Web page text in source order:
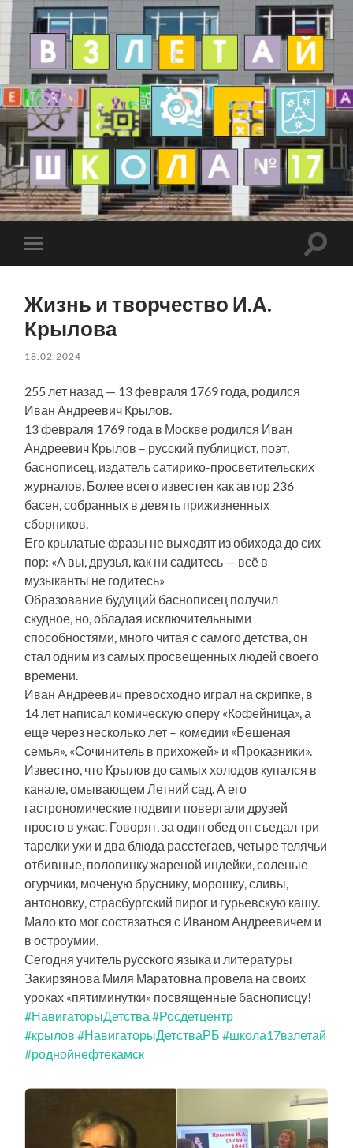
Жизнь и творчество И.А.
Крылова
18.02.2024
255 лет назад — 13 февраля 1769 года, родился
Иван Андреевич Крылов.
13 февраля 1769 года в Москве родился Иван
Андреевич Крылов – русский публицист, поэт,
баснописец, издатель сатирико-просветительских
журналов. Более всего известен как автор 236
басен, собранных в девять прижизненных
сборников.
Его крылатые фразы не выходят из обихода до сих
пор: «А вы, друзья, как ни садитесь — всё в
музыканты не годитесь»
Образование будущий баснописец получил
скудное, но, обладая исключительными
способностями, много читая с самого детства, он
стал одним из самых просвещенных людей своего
времени.
Иван Андреевич превосходно играл на скрипке, в
14 лет написал комическую оперу «Кофейница», а
еще через несколько лет – комедии «Бешеная
семья», «Сочинитель в прихожей» и «Проказники».
Известно, что Крылов до самых холодов купался в
канале, омывающем Летний сад. А его
гастрономические подвиги повергали друзей
просто в ужас. Говорят, за один обед он съедал три
тарелки ухи и два блюда расстегаев, четыре телячьи
отбивные, половинку жареной индейки, соленые
огурчики, моченую бруснику, морошку, сливы,
антоновку, страсбургский пирог и гурьевскую кашу.
Мало кто мог состязаться с Иваном Андреевичем и
в остроумии.
Сегодня учитель русского языка и литературы
Закирзянова Миля Маратовна провела на своих
уроках «пятиминутки» посвященные баснописцу!
#НавигаторыДетства #Росдетцентр
#крылов #НавигаторыДетстваРБ #школа17взлетай
#роднойнефтекамск